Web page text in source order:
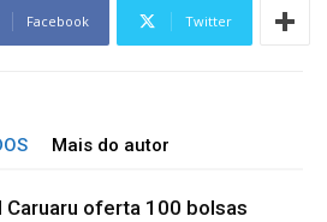
Facebook Twitter
Mais do autor
Caruaru oferta 100 bolsas